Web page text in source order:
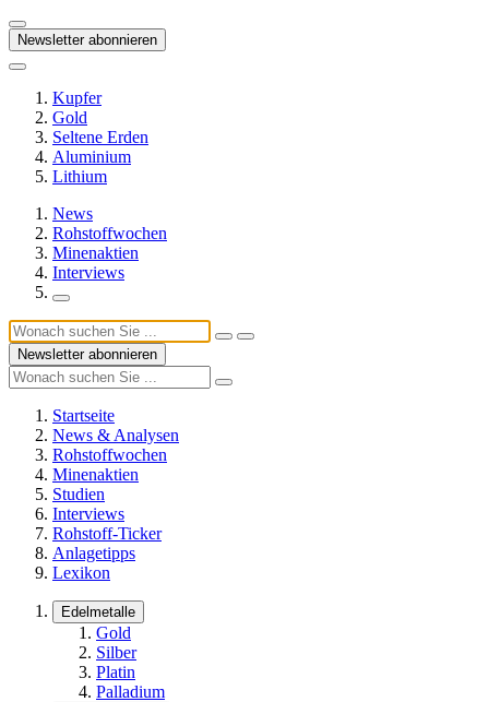
Newsletter abonnieren
Kupfer
Gold
Seltene Erden
Aluminium
Lithium
News
Rohstoffwochen
Minenaktien
Interviews
Newsletter abonnieren
Startseite
News & Analysen
Rohstoffwochen
Minenaktien
Studien
Interviews
Rohstoff-Ticker
Anlagetipps
Lexikon
Edelmetalle
Gold
Silber
Platin
Palladium